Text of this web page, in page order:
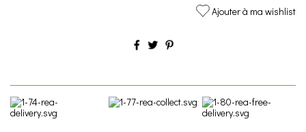
Ajouter à ma wishlist